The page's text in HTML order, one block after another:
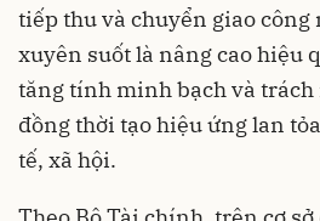
tiếp thu và chuyển giao công
xuyên suốt là nâng cao hiệu
tăng tính minh bạch và
đồng thời tạo hiệu ứng lan
tế, xã hội.